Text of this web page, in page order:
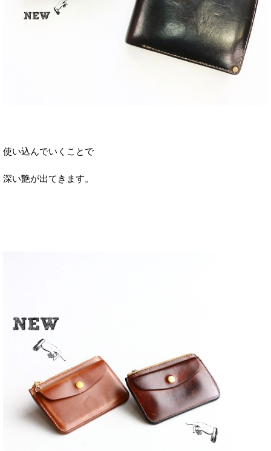
使い込んでいくことで
深い艶が出てきます。